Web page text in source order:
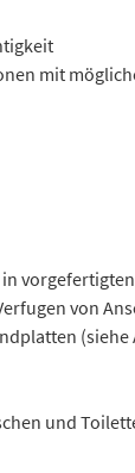
mit
von
und